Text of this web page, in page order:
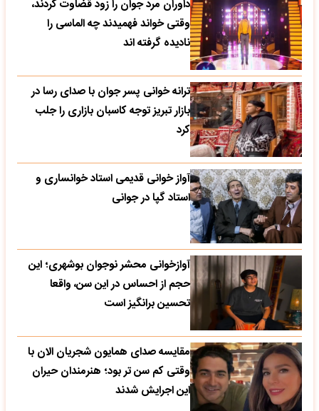
داوران مرد جوان را زود قضاوت کردند،
وقتی خواند فهمیدند چه الماسی را
نادیده گرفته اند
ترانه خوانی پسر جوان با صدای رسا در
بازار تبریز توجه کاسبان بازاری را جلب
کرد
آواز خوانی قدیمی استاد خوانساری و
استاد گپا در جوانی
آوازخوانی محشر نوجوان بوشهری؛ این
حجم از احساس در این سن، واقعا
تحسین‌ برانگیز است
مقایسه صدای همایون شجریان الان با
وقتی کم سن تر بود؛ هنرمندان حیران
این اجرایش شدند